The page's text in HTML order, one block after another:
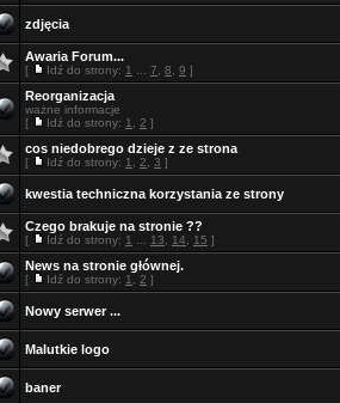
zdjęcia
Awaria Forum...
[ Idź do strony: 1 7 8 9 ]
Reorganizacja
ważne informacje
[
Idź do strony: 1 2 ]
cos niedobrego dzieje z ze strona
[ Idź do strony: 1 2 3 ]
kwestia techniczna korzystania ze strony
Czego brakuje na stronie ??
[ Idź do strony: 1 13 14 15 ]
News na stronie głównej.
[ Idź do strony: 1 2 ]
Nowy serwer ...
Malutkie logo
baner